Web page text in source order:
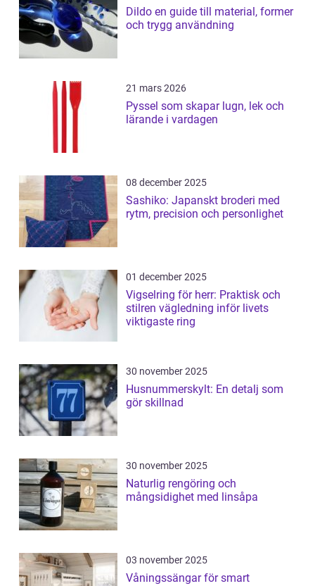
Dildo en guide till material, former
och trygg användning
21 mars 2026
Pyssel som skapar lugn, lek och
lärande i vardagen
08 december 2025
Sashiko: Japanskt broderi med
rytm, precision och personlighet
01 december 2025
Vigselring för herr: Praktisk och
stilren vägledning inför livets
viktigaste ring
30 november 2025
Husnummerskylt: En detalj som
gör skillnad
30 november 2025
Naturlig rengöring och
mångsidighet med linsåpa
03 november 2025
Våningssängar för smart